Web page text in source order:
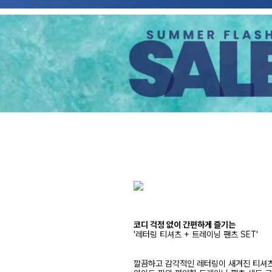
코디 걱정 없이 간편하게 즐기는
'레터링 티셔츠 + 트레이닝 팬츠 SET'
깔끔하고 감각적인 레터링이 새겨진 티셔